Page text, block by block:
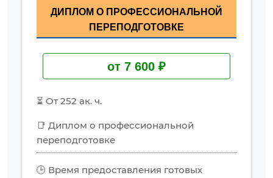
ДИПЛОМ О ПРОФЕССИОНАЛЬНОЙ
ПЕРЕПОДГОТОВКЕ
от 7 600 ₽
⏳ От 252 ак. ч.
📑 Диплом о профессиональной
переподготовке
🕒 Время предоставления готовых